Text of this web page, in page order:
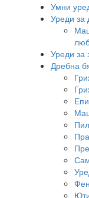
Умни
Уреди
Уреди за
Дребна